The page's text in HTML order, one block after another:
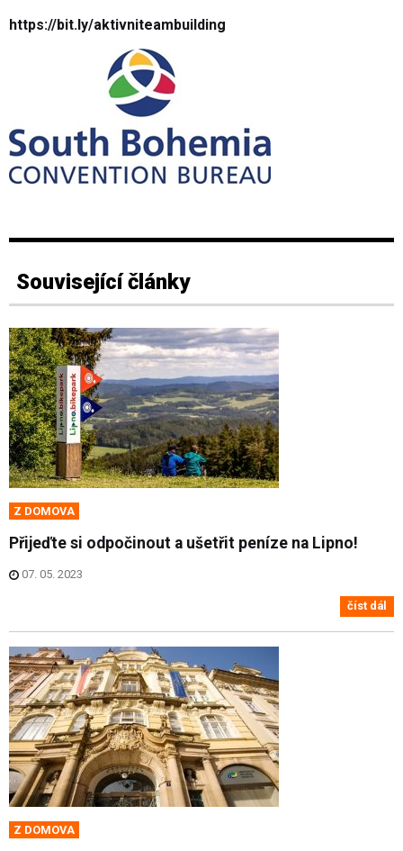
https://bit.ly/aktivniteambuilding
Související články
Z DOMOVA
Přijeďte si odpočinout a ušetřit peníze na Lipno!
07. 05. 2023
číst dál
Z DOMOVA